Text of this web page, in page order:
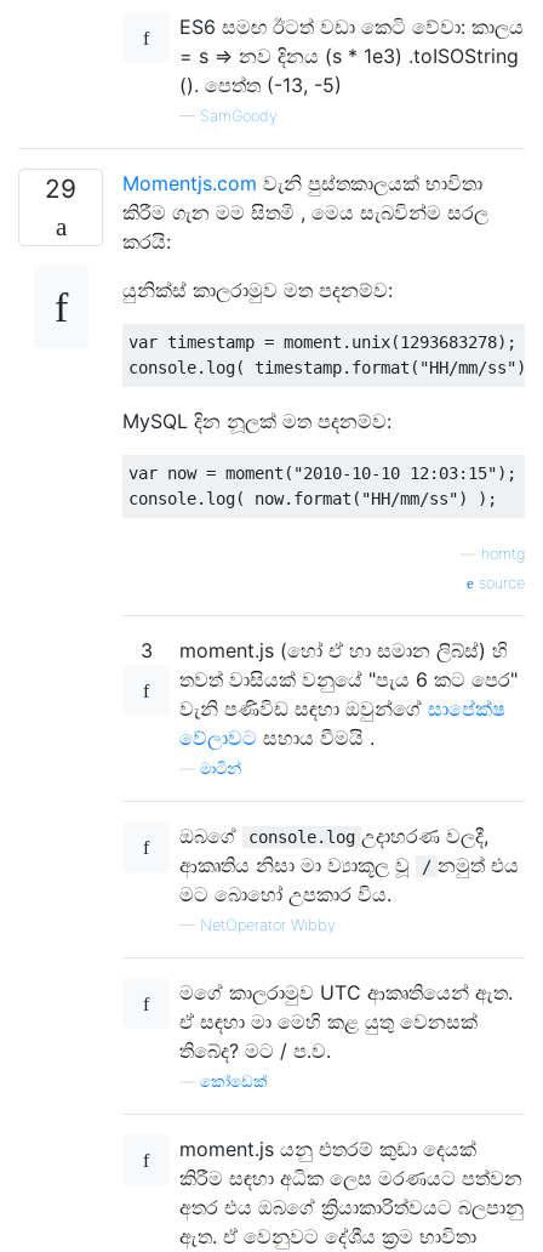
ES6 සමඟ ඊටත් වඩා කෙටි වේවා: කාලය
= s => නව දිනය (s * 1e3) .toISOString
(). පෙත්ත (-13, -5)
— SamGoody
29 Momentjs.com වැනි පුස්තකාලයක් භාවිතා
කිරීම ගැන මම සිතමි , මෙය සැබවින්ම සරල
කරයි:
යුනික්ස් කාලරාමුව මත පදනම්ව:
var timestamp = moment . unix(1293683278);
console. log( timestamp. format ( "HH/mm/ss")
MySQL දින නූලක් මත පදනම්ව:
var now = moment ( "2010-10-10 12:03:15");
console. log( now. format ( "HH/mm/ss") );
homtg
source
3
moment.js (හෝ ඒ හා සමාන ලිබ්ස්) හි
තවත් වාසියක් වනුයේ "පැය 6 කට පෙර"
වැනි පණිවිඩ සඳහා ඔවුන්ගේ සාපේක්ෂ
වේලාවට සහාය වීමයි .
මාටින්
ඔබගේ console.log උදාහරණ වලදී,
ආකෘතිය නිසා මා ව්‍යාකූල වූ
/ නමුත් එය
මට බොහෝ උපකාර විය.
— NetOperator Wibby
මගේ කාලරාමුව UTC ආකෘතියෙන් ඇත.
ඒ සඳහා මා මෙහි කළ යුතු වෙනසක්
තිබේද? මට / ප.ව.
කෝඩෙක්
moment.js යනු එතරම් කුඩා දෙයක්
කිරීම සඳහා අධික ලෙස මරණයට පත්වන
අතර එය ඔබගේ ක්‍රියාකාරිත්වයට බලපානු
ඇත. ඒ වෙනුවට දේශීය ක්‍රම භාවිතා